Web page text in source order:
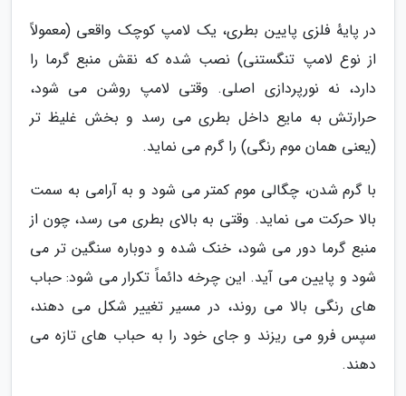
در پایهٔ فلزی پایین بطری، یک لامپ کوچک واقعی (معمولاً
از نوع لامپ تنگستنی) نصب شده که نقش منبع گرما را
دارد، نه نورپردازی اصلی. وقتی لامپ روشن می شود،
حرارتش به مایع داخل بطری می رسد و بخش غلیظ تر
(یعنی همان موم رنگی) را گرم می نماید.
با گرم شدن، چگالی موم کمتر می شود و به آرامی به سمت
بالا حرکت می نماید. وقتی به بالای بطری می رسد، چون از
منبع گرما دور می شود، خنک شده و دوباره سنگین تر می
شود و پایین می آید. این چرخه دائماً تکرار می شود: حباب
های رنگی بالا می روند، در مسیر تغییر شکل می دهند،
سپس فرو می ریزند و جای خود را به حباب های تازه می
دهند.